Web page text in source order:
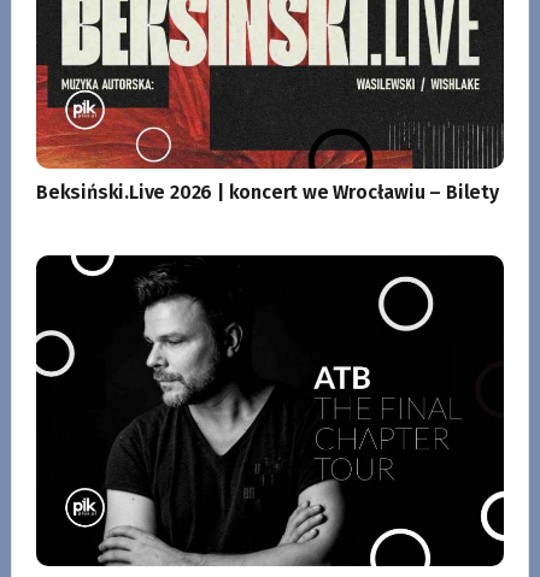
Beksiński.Live 2026 | koncert we Wrocławiu – Bilety